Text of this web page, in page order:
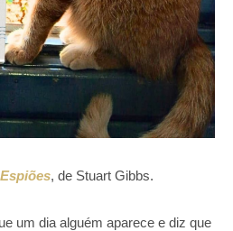
, de Stuart Gibbs.
um dia alguém aparece e diz que